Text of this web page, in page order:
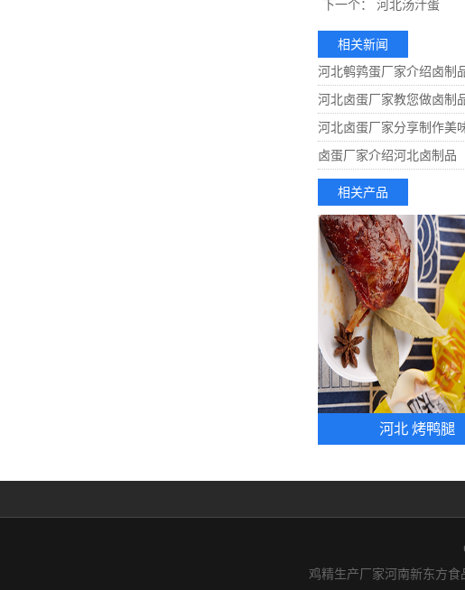
下一个：
河北汤汁蛋
相关新闻
河北鹌鹑蛋厂家介绍卤制
河北卤蛋厂家教您做卤制
河北卤蛋厂家分享制作美
卤蛋厂家介绍河北卤制品
相关产品
河北 烤鸭腿
鸡精生产厂家河南新东方